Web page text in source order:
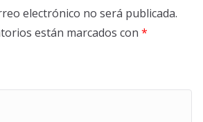
electrónico no será publicada.
están marcados con *